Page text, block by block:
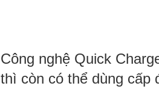
Công nghệ Quick
thì còn có thể dùng cấp